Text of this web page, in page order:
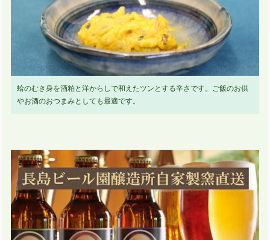
蛤のむき身を酒粕と洋からしで和えたツンとする辛さです。ご飯のお供
やお酒のおつまみとしても最適です。